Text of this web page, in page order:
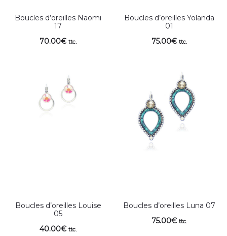
Boucles d’oreilles Naomi
17
70.00€ ttc.
Boucles d’oreilles Yolanda
01
75.00€ ttc.
Boucles d’oreilles Louise
05
40.00€ ttc.
Boucles d’oreilles Luna 07
75.00€ ttc.